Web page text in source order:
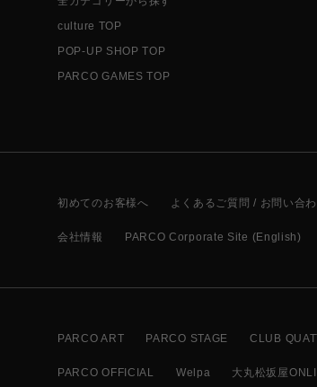
culture TOP
POP-UP SHOP TOP
PARCO GAMES TOP
初めてのお客様へ よくあるご質問 / お問い合
会社情報 PARCO Corporate Site (English)
PARCO ART PARCO STAGE CLUB
PARCO OFFICIAL Welpa 大丸松坂屋